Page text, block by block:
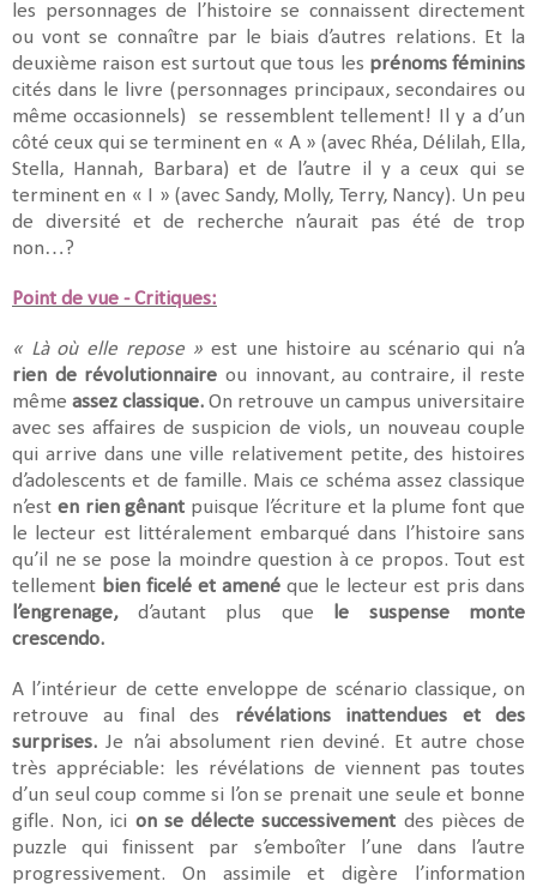
les personnages de l’histoire se connaissent directement
ou vont se connaître par le biais d’autres relations. Et la
deuxième raison est surtout que tous les prénoms féminins
cités dans le livre (personnages principaux, secondaires ou
même occasionnels) se ressemblent tellement! Il y a d’un
côté ceux qui se terminent en « A » (avec Rhéa, Délilah, Ella,
Stella, Hannah, Barbara) et de l’autre il y a ceux qui se
terminent en « I » (avec Sandy, Molly, Terry, Nancy). Un peu
de diversité et de recherche n’aurait pas été de trop
non…?
Point de vue - Critiques:
« Là où elle repose » est une histoire au scénario qui n’a
rien de révolutionnaire ou innovant, au contraire, il reste
même assez classique. On retrouve un campus universitaire
avec ses affaires de suspicion de viols, un nouveau couple
qui arrive dans une ville relativement petite, des histoires
d’adolescents et de famille. Mais ce schéma assez classique
n’est en rien gênant puisque l’écriture et la plume font que
le lecteur est littéralement embarqué dans l’histoire sans
qu’il ne se pose la moindre question à ce propos. Tout est
tellement bien ficelé et amené que le lecteur est pris dans
l’engrenage,d’autant plus que le suspense monte
crescendo.
A l’intérieur de cette enveloppe de scénario classique, on
retrouve au final des révélations inattendues et des
surprises. Je n’ai absolument rien deviné. Et autre chose
très appréciable: les révélations de viennent pas toutes
d’un seul coup comme si l’on se prenait une seule et bonne
gifle. Non, ici on se délecte successivement des pièces de
puzzle qui finissent par s’emboîter l’une dans l’autre
progressivement. On assimile et digère l’information